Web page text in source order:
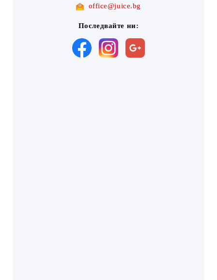
office@juice.bg
Последвайте ни: